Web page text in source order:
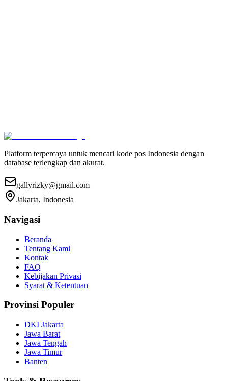
Platform terpercaya untuk mencari kode pos Indonesia dengan
database terlengkap dan akurat.
gallyrizky@gmail.com
Jakarta, Indonesia
Navigasi
Beranda
Tentang Kami
Kontak
FAQ
Kebijakan Privasi
Syarat & Ketentuan
Provinsi Populer
DKI Jakarta
Jawa Barat
Jawa Tengah
Jawa Timur
Banten